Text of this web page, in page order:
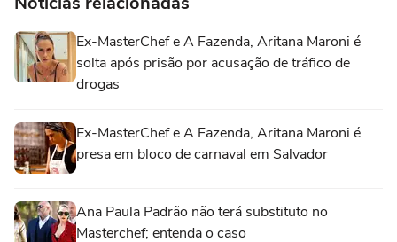
Ex-MasterChef e A Fazenda, Aritana Maroni é
solta após prisão por acusação de tráfico de
drogas
Ex-MasterChef e A Fazenda, Aritana Maroni é
presa em bloco de carnaval em Salvador
Ana Paula Padrão não terá substituto no
Masterchef; entenda o caso